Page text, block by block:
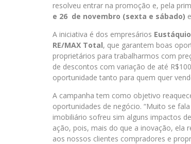
resolveu entrar na promoção e, pela
e 26 de novembro (sexta e sábado)
A iniciativa é dos empresários
RE/MAX Total, que garantem boas
proprietários para trabalharmos com
de descontos com variação de até
oportunidade tanto para quem quer
A campanha tem como objetivo
oportunidades de negócio. “Muito se
imobiliário sofreu sim alguns impactos
ação, pois, mais do que a inovação, ela
aos nossos clientes compradores e